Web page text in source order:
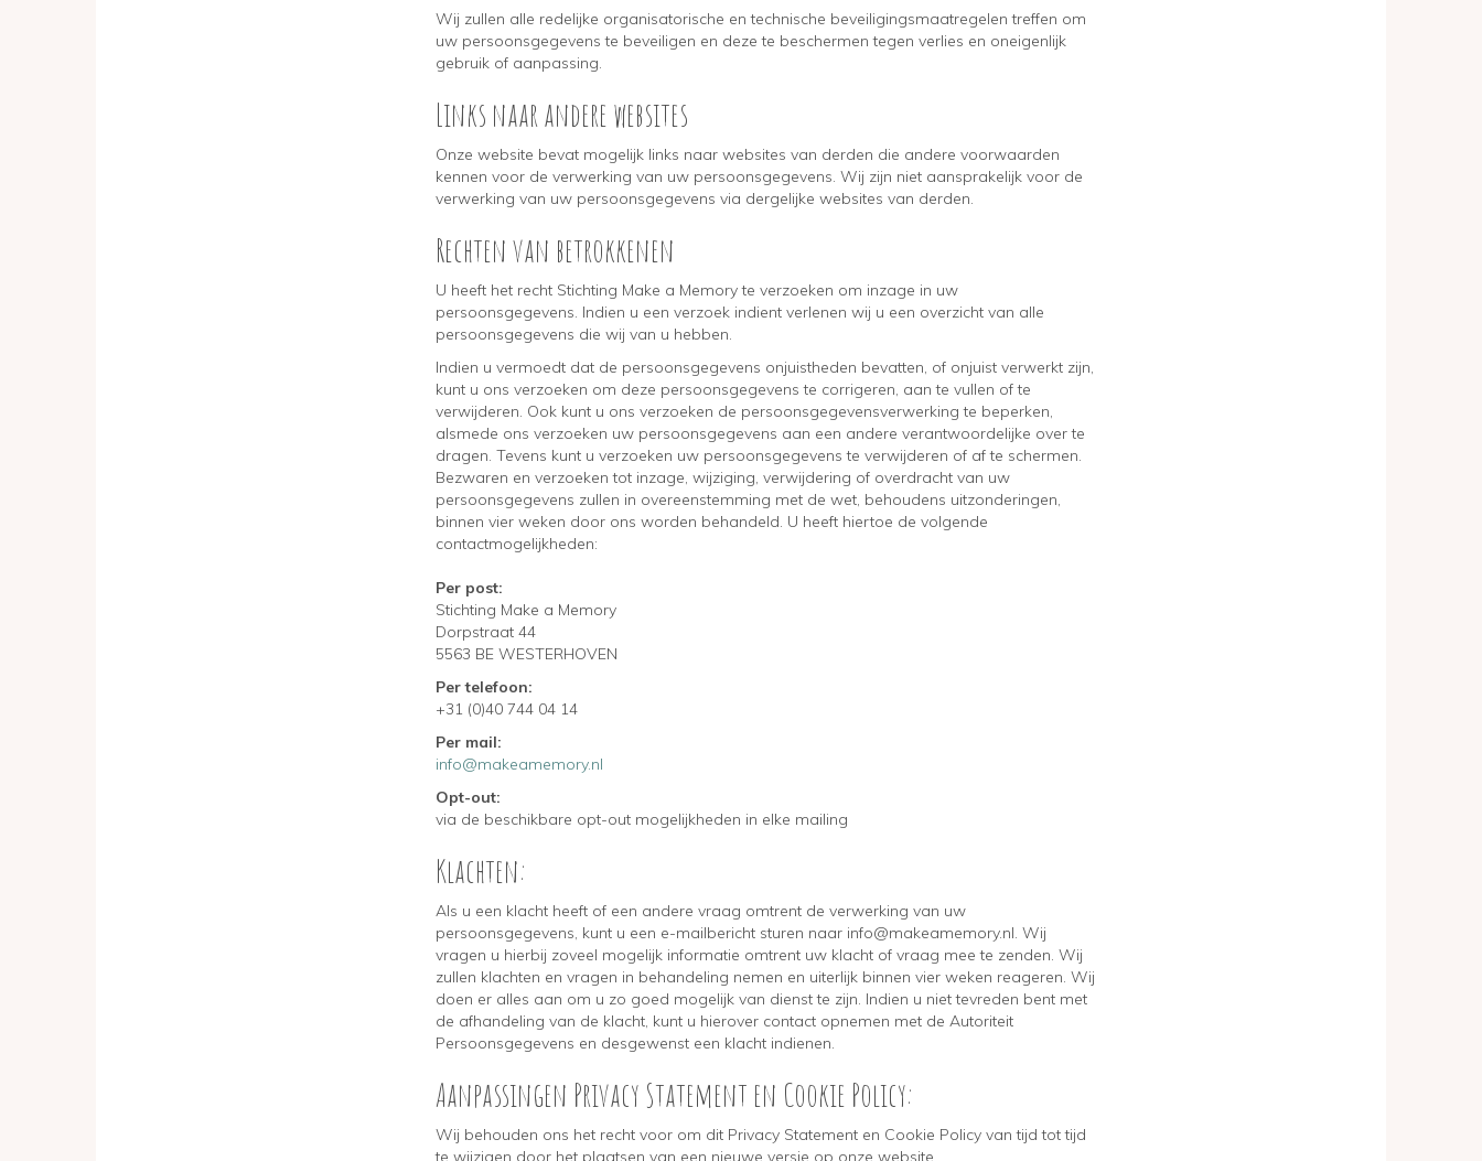
Wij zullen alle redelijke organisatorische en technische beveiligingsmaatregelen treffen om
uw persoonsgegevens te beveiligen en deze te beschermen tegen verlies en oneigenlijk
gebruik of aanpassing.
Links naar andere websites
Onze website bevat mogelijk links naar websites van derden die andere voorwaarden
kennen voor de verwerking van uw persoonsgegevens. Wij zijn niet aansprakelijk voor de
verwerking van uw persoonsgegevens via dergelijke websites van derden.
Rechten van betrokkenen
U heeft het recht Stichting Make a Memory te verzoeken om inzage in uw
persoonsgegevens. Indien u een verzoek indient verlenen wij u een overzicht van alle
persoonsgegevens die wij van u hebben.
Indien u vermoedt dat de persoonsgegevens onjuistheden bevatten, of onjuist verwerkt zijn,
kunt u ons verzoeken om deze persoonsgegevens te corrigeren, aan te vullen of te
verwijderen. Ook kunt u ons verzoeken de persoonsgegevensverwerking te beperken,
alsmede ons verzoeken uw persoonsgegevens aan een andere verantwoordelijke over te
dragen. Tevens kunt u verzoeken uw persoonsgegevens te verwijderen of af te schermen.
Bezwaren en verzoeken tot inzage, wijziging, verwijdering of overdracht van uw
persoonsgegevens zullen in overeenstemming met de wet, behoudens uitzonderingen,
binnen vier weken door ons worden behandeld. U heeft hiertoe de volgende
contactmogelijkheden:
Per post:
Stichting Make a Memory
Dorpstraat 44
5563 BE WESTERHOVEN
Per telefoon:
+31 (0)40 744 04 14
Per mail:
info@makeamemory.nl
Opt-out:
via de beschikbare opt-out mogelijkheden in elke mailing
Klachten:
Als u een klacht heeft of een andere vraag omtrent de verwerking van uw
persoonsgegevens, kunt u een e-mailbericht sturen naar info@makeamemory.nl. Wij
vragen u hierbij zoveel mogelijk informatie omtrent uw klacht of vraag mee te zenden. Wij
zullen klachten en vragen in behandeling nemen en uiterlijk binnen vier weken reageren. Wij
doen er alles aan om u zo goed mogelijk van dienst te zijn. Indien u niet tevreden bent met
de afhandeling van de klacht, kunt u hierover contact opnemen met de Autoriteit
Persoonsgegevens en desgewenst een klacht indienen.
Aanpassingen Privacy Statement en Cookie Policy:
Wij behouden ons het recht voor om dit Privacy Statement en Cookie Policy van tijd tot tijd
te wijzigen door het plaatsen van een nieuwe versie op onze website.